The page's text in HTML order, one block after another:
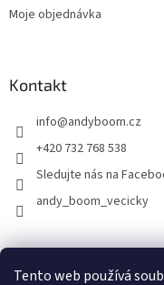
Tento web používá
Moje objednávka
Kontakt
info@andyboom.cz
+420 732 768 538
Sledujte nás na
andy_boom_vecicky